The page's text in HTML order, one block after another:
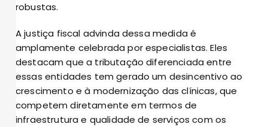
robustas.
A justiça fiscal advinda dessa medida é
amplamente celebrada por especialistas. Eles
destacam que a tributação diferenciada entre
essas entidades tem gerado um desincentivo ao
crescimento e à modernização das clínicas, que
competem diretamente em termos de
infraestrutura e qualidade de serviços com os